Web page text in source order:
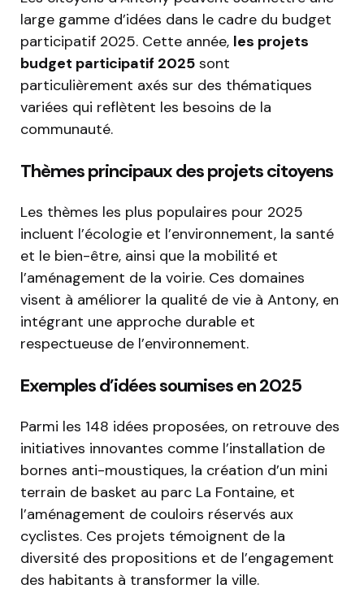
large gamme d’idées dans le cadre du budget
participatif 2025. Cette année, les projets
budget participatif 2025 sont
particulièrement axés sur des thématiques
variées qui reflètent les besoins de la
communauté.
Thèmes principaux des projets citoyens
Les thèmes les plus populaires pour 2025
incluent l’écologie et l’environnement, la santé
et le bien-être, ainsi que la mobilité et
l’aménagement de la voirie. Ces domaines
visent à améliorer la qualité de vie à Antony, en
intégrant une approche durable et
respectueuse de l’environnement.
Exemples d’idées soumises en 2025
Parmi les 148 idées proposées, on retrouve des
initiatives innovantes comme l’installation de
bornes anti-moustiques, la création d’un mini
terrain de basket au parc La Fontaine, et
l’aménagement de couloirs réservés aux
cyclistes. Ces projets témoignent de la
diversité des propositions et de l’engagement
des habitants à transformer la ville.